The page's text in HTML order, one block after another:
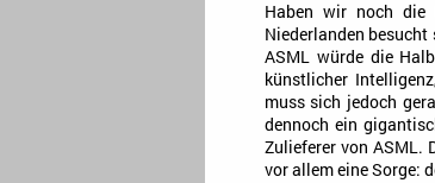
Haben wir noch die
Niederlanden
ASML würde die
künstlicher
muss sich jedoch
dennoch ein
Zulieferer von ASML.
vor allem eine Sorge: